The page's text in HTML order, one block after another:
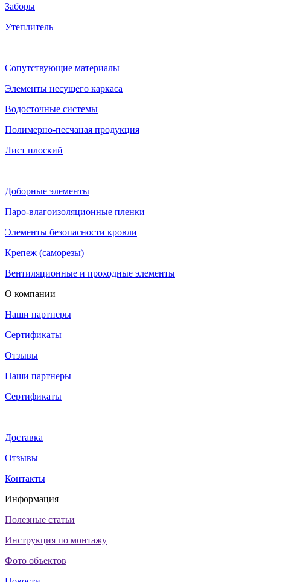
Заборы
Утеплитель
Сопутствующие материалы
Элементы несущего каркаса
Водосточные системы
Полимерно-песчаная продукция
Лист плоский
Доборные элементы
Паро-влагоизоляционные пленки
Элементы безопасности кровли
Крепеж (саморезы)
Вентиляционные и проходные элементы
О компании
Наши партнеры
Сертификаты
Отзывы
Наши партнеры
Сертификаты
Доставка
Отзывы
Контакты
Информация
Полезные статьи
Инструкция по монтажу
Фото объектов